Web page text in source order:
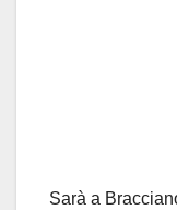
Sarà a